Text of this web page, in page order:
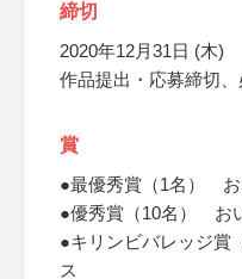
締切
2020年12月31日 (木)
作品提出・応募締切
賞
●最優秀賞（1名） お
●優秀賞（10名） お
●キリンビバレッジ
ス